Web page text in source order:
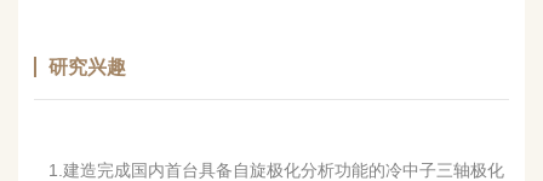
研究兴趣
1.建造完成国内首台具备自旋极化分析功能的冷中子三轴极化